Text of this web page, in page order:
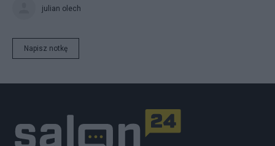
julian olech
Napisz notkę